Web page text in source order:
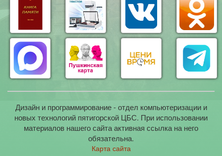
Дизайн и программирование - отдел компьютеризации и
новых технологий пятигорской ЦБС. При использовании
материалов нашего сайта активная ссылка на него
обязательна.
Карта сайта